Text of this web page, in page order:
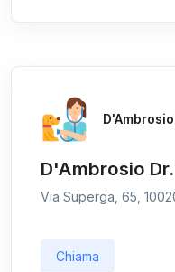
D'Ambrosio
Via Superga, 65,
Chiama